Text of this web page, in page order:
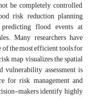
be completely controlled,
risk reduction planning
flood events at
Many researchers have
of the most efficient tools for
map visualizes the spatial
assessment is
for risk management and
makers identify highly